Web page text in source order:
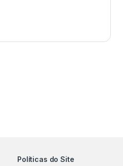
Políticas do Site